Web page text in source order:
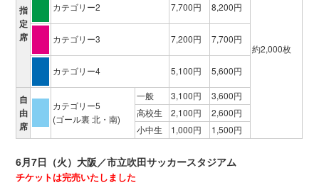
指
定
席
約2,000枚
カテゴリー2 7,700円 8,200円
カテゴリー3 7,200円 7,700円
カテゴリー4 5,100円 5,600円
自
由
席
カテゴリー5
(ゴール裏 北・南)
一般 3,100円
3,600円
高校生
2,100円
2,600円
小中生
1,000円 1,500円
6月7日（火）大阪／市立吹田サッカースタジアム
チケットは完売いたしました